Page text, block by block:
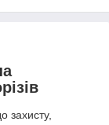
захисту,